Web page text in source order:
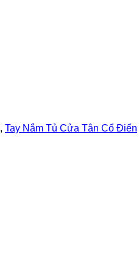
, Tay Nắm Tủ Cửa Tân Cổ Điển